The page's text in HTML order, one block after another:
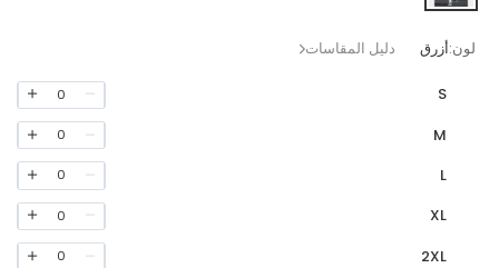
لون:أزرق دليل المقاسات
S
0
M
0
L
0
XL
0
2XL
0